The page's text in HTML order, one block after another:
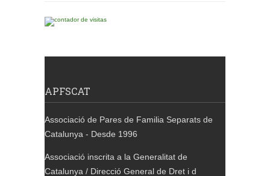
APFSCAT
Associació de Pares de Familia Separats de
Catalunya - Desde 1996
Associació inscrita a la Generalitat de
Catalunya / Direcció General de Dret i d